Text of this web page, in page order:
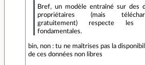
Bref, un modèle entraîné sur des
propriétaires (mais
gratuitement) respecte les
fondamentales.
bin, non : tu ne maîtrises pas la
de ces données non libres